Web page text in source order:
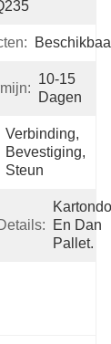
10-15
Dagen
Verbinding,
Bevestiging,
Steun
En Dan
Pallet.